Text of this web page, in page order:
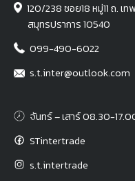
120/238 ซอย18 หมู่11 ถ. เ
สมุทรปราการ 10540
099-490-6022
s.t.inter@outlook.com
จันทร์ – เสาร์ 08.30-
STintertrade
s.t.intertrade